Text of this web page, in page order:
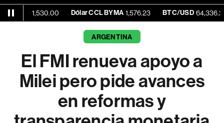
Dólar CCL BYMA 1,576.23 BTC/USD 64,336.28 -
ARGENTINA
El FMI renueva apoyo a
Milei pero pide avances
en reformas y